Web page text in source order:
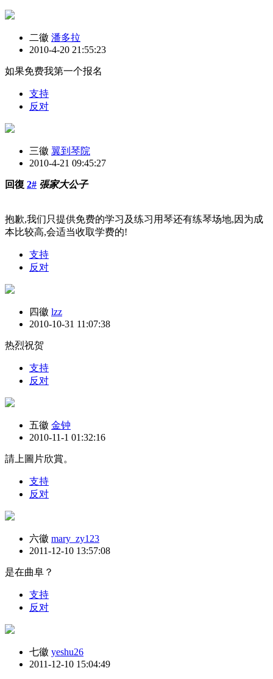
二徽 潘多拉
2010-4-20 21:55:23
如果免费我第一个报名
支持
反对
三徽 翼到琴院
2010-4-21 09:45:27
回復 2# 張家大公子
抱歉,我们只提供免费的学习及练习用琴还有练琴场地,因为成
本比较高,会适当收取学费的!
支持
反对
四徽 lzz
2010-10-31 11:07:38
热烈祝贺
支持
反对
五徽 金钟
2010-11-1 01:32:16
請上圖片欣賞。
支持
反对
六徽 mary_zy123
2011-12-10 13:57:08
是在曲阜？
支持
反对
七徽 yeshu26
2011-12-10 15:04:49